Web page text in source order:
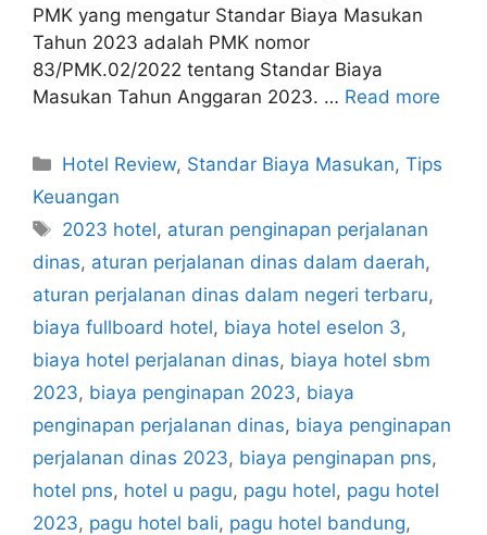
PMK yang mengatur Standar Biaya Masukan
Tahun 2023 adalah PMK nomor
83/PMK.02/2022 tentang Standar Biaya
Masukan Tahun Anggaran 2023. … Read more
Categories
Hotel Review, Standar Biaya Masukan,Tips
Keuangan
Tags
2023 hotel, aturan penginapan perjalanan
dinas, aturan perjalanan dinas dalam daerah,
aturan perjalanan dinas dalam negeri terbaru,
biaya fullboard hotel, biaya hotel eselon 3,
biaya hotel perjalanan dinas, biaya hotel sbm
2023, biaya penginapan 2023, biaya
penginapan perjalanan dinas, biaya penginapan
perjalanan dinas 2023, biaya penginapan pns,
hotel pns, hotel u pagu, pagu hotel, pagu hotel
2023, pagu hotel bali, pagu hotel bandung,